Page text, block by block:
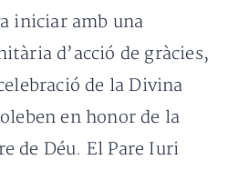
iniciar amb una
d’acció de gràcies,
de la Divina
en honor de la
de Déu. El Pare Iuri